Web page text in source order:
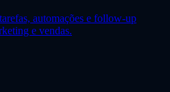
automações e follow-up
e vendas.